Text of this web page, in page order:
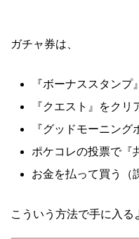
ガチャ券は、
『ボーナススタンプ
『クエスト』をクリ
『グッドモーニング
ポケコレの投票で『
お金を払って買う（
こういう方法で手に入る